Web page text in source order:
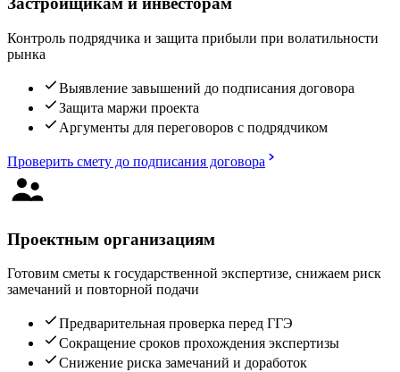
Контроль подрядчика и защита прибыли при волатильности
рынка
Выявление завышений до подписания договора
Защита маржи проекта
Аргументы для переговоров с подрядчиком
Проверить смету до подписания договора
Проектным организациям
Готовим сметы к государственной экспертизе, снижаем риск
замечаний и повторной подачи
Предварительная проверка перед ГГЭ
Сокращение сроков прохождения экспертизы
Снижение риска замечаний и доработок